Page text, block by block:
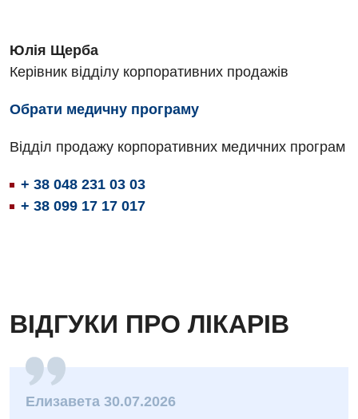
Юлія Щерба
Керівник відділу корпоративних продажів
Обрати медичну програму
Відділ продажу корпоративних медичних програм
+ 38 048 231 03 03
+ 38 099 17 17 017
ВІДГУКИ ПРО ЛІКАРІВ
Елизавета 30.07.2026